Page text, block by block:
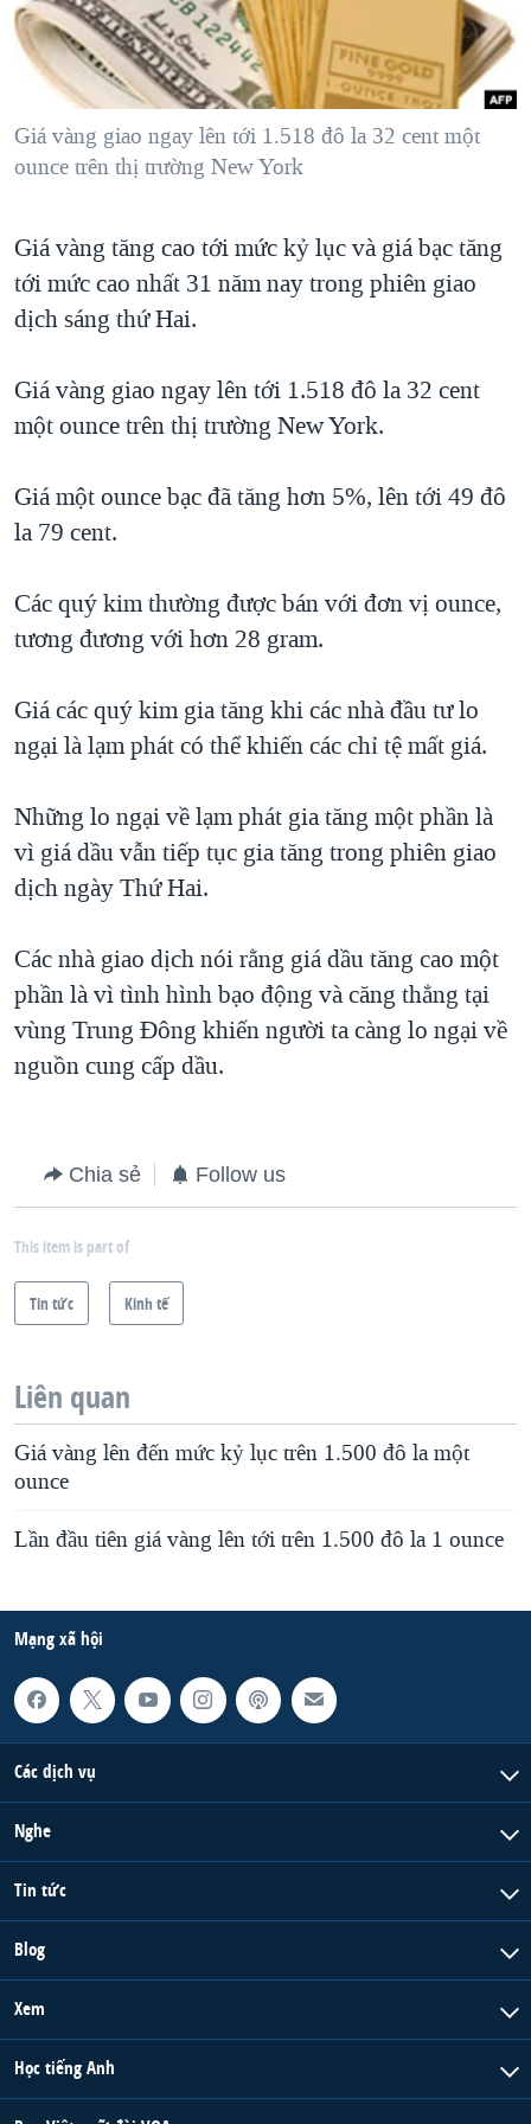
"Tìm"NGƯỜI VIỆT HẢI NGOẠI
ĐỜI SỐNG
KINH TẾ
KHOA HỌC
VĂN HOÁ
THỂ THAO
GIÁO DỤC
TẠI
HÀNH TRÌNH BẦU CỬ 2024
MỘT NĂM CHIẾN TRANH TẠI DẢI GAZA
GIẢI MÃ VÀNH ĐAI & CON ĐƯỜNG
NGÀY TỊ NẠN THẾ GIỚI
GROUND ZERO – XƯA VÀ NAY
THƯỢNG ĐỈNH TRUMP-KIM TẠI VIỆT NAM
TRỊNH VĨNH BÌNH VS. CHÍNH PHỦ VIỆT NAM
VIDEO
NGHE
MẠNG XÃ HỘI
Ngôn ngữ khác
Giá vàng giao ngay lên tới 1.518 đô la 32 cent một
ounce trên thị trường New York
Giá vàng tăng cao tới mức kỷ lục và giá bạc tăng
tới mức cao nhất 31 năm nay trong phiên giao
dịch sáng thứ Hai.
Giá vàng giao ngay lên tới 1.518 đô la 32 cent
một ounce trên thị trường New York.
Giá một ounce bạc đã tăng hơn 5%, lên tới 49 đô
la 79 cent.
Các quý kim thường được bán với đơn vị ounce,
tương đương với hơn 28 gram.
Giá các quý kim gia tăng khi các nhà đầu tư lo
ngại là lạm phát có thể khiến các chỉ tệ mất giá.
Những lo ngại về lạm phát gia tăng một phần là
vì giá dầu vẫn tiếp tục gia tăng trong phiên giao
dịch ngày Thứ Hai.
Các nhà giao dịch nói rằng giá dầu tăng cao một
phần là vì tình hình bạo động và căng thẳng tại
vùng Trung Đông khiến người ta càng lo ngại về
nguồn cung cấp dầu.
Chia sẻ Follow us
This item is part of
Tin tức Kinh tế
Liên quan
Giá vàng lên đến mức kỷ lục trên 1.500 đô la một
ounce
Lần đầu tiên giá vàng lên tới trên 1.500 đô la 1 ounce
Mạng xã hội
Các dịch vụ
Nghe
Tin tức
Blog
Xem
Học tiếng Anh